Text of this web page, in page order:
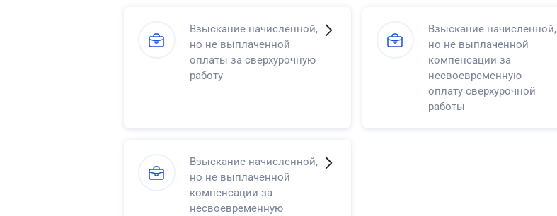
Взыскание начисленной,
но не выплаченной
оплаты за сверхурочную
работу
Взыскание начисленной,
но не выплаченной
компенсации за
несвоевременную
оплату сверхурочной
работы
Взыскание начисленной,
но не выплаченной
компенсации за
несвоевременную